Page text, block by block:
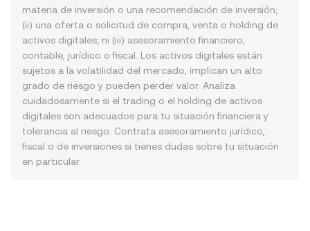
materia de inversión o una recomendación de inversión;
(ii) una oferta o solicitud de compra, venta o holding de
activos digitales; ni (iii) asesoramiento financiero,
contable, jurídico o fiscal. Los activos digitales están
sujetos a la volatilidad del mercado, implican un alto
grado de riesgo y pueden perder valor. Analiza
cuidadosamente si el trading o el holding de activos
digitales son adecuados para tu situación financiera y
tolerancia al riesgo. Contrata asesoramiento jurídico,
fiscal o de inversiones si tienes dudas sobre tu situación
en particular.